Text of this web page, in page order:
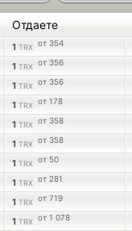
Отдаете
1 TRX от 354
1 TRX от 356
1 TRX от 356
1 TRX от 178
1 TRX от 358
1 TRX от 358
1 TRX от 50
1 TRX от 281
1 TRX от 719
1 TRX от 1 078